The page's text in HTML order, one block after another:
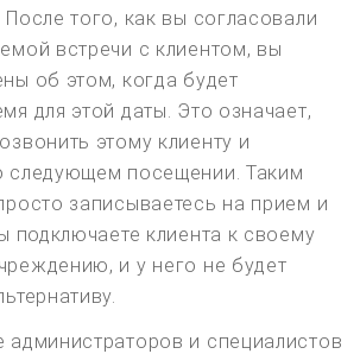
того, как вы согласовали
встречи с клиентом, вы
об этом, когда будет
для этой даты. Это означает,
этому клиенту и
следующем посещении. Таким
записываетесь на прием и
подключаете клиента к своему
и у него не будет
администраторов и специалистов